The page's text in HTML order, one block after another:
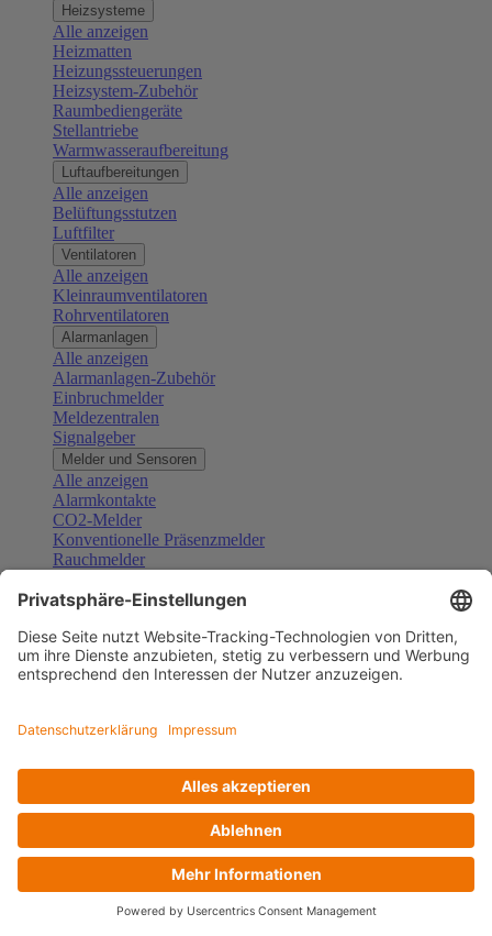
Heizsysteme
Alle anzeigen
Heizmatten
Heizungssteuerungen
Heizsystem-Zubehör
Raumbediengeräte
Stellantriebe
Warmwasseraufbereitung
Luftaufbereitungen
Alle anzeigen
Belüftungsstutzen
Luftfilter
Ventilatoren
Alle anzeigen
Kleinraumventilatoren
Rohrventilatoren
Alarmanlagen
Alle anzeigen
Alarmanlagen-Zubehör
Einbruchmelder
Meldezentralen
Signalgeber
Melder und Sensoren
Alle anzeigen
Alarmkontakte
CO2-Melder
Konventionelle Präsenzmelder
Rauchmelder
Gefahrenmelder
Türsprechanlagen
Alle anzeigen
Außenstationen
Klingeltaster und Gongs
Sprechanlagen-Sets
Zubehör Türkommunikation
Videoüberwachung
Zubehör Videoüberwachung
Alle anzeigen